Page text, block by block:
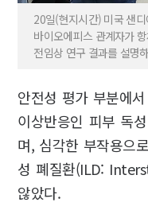
20일(현지시간) 미국 샌
바이오에피스 관계자가
전임상 연구 결과를 설명
안전성 평가 부분에
이상반응인 피부 독
며, 심각한 부작용으
성 폐질환(ILD:
않았다.